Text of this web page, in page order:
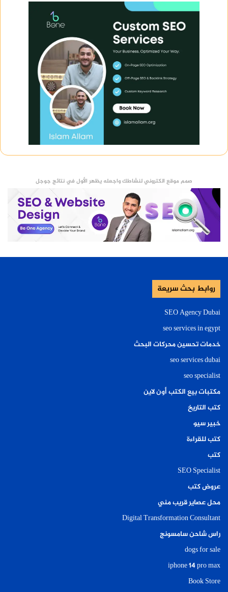
صمم موقع الكتروني لنشاطك واجعله يظهر الأول في نتائج جوجل
روابط بحث سريعة
SEO Agency Dubai
seo services in egypt
خدمات تحسين محركات البحث
seo services dubai
seo specialist
مكتبات بيع الكتب أون لاين
كتب التاريخ
خبير سيو
كتب للقراءة
كتب
SEO Specialist
عروض كتب
محل عصاير قريب مني
Digital Transformation Consultant
راس شاحن سامسونج
dogs for sale
iphone 14 pro max
Book Store